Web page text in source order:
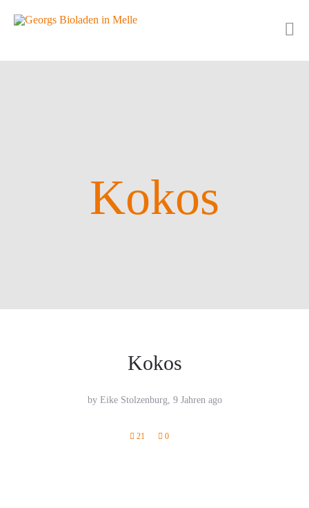
Kokos
Kokos
by Eike Stolzenburg, 9 Jahren ago
21 0